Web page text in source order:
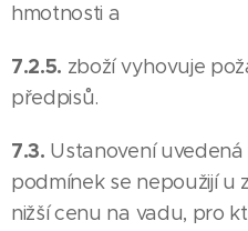
hmotnosti a
7.2.5. zboží vyhovuje
předpisů.
7.3. Ustanovení
podmínek se nepoužijí u
nižší cenu na vadu, pro